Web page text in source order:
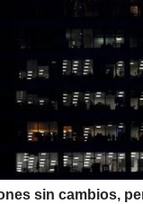
sin cambios,